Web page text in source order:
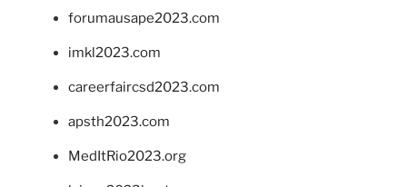
forumausape2023.com
imkl2023.com
careerfaircsd2023.com
apsth2023.com
MedItRio2023.org